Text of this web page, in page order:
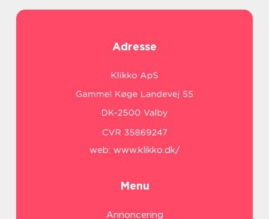
Adresse
web: www.klikko.dk/
Menu
Annoncering